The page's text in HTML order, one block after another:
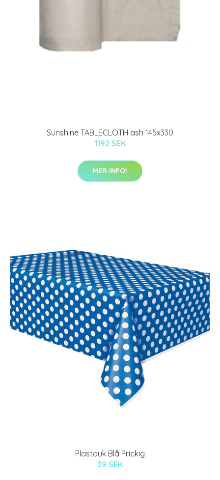
Sunshine TABLECLOTH ash 145x330
1192 SEK
MER INFO!
Plastduk Blå Prickig
39 SEK